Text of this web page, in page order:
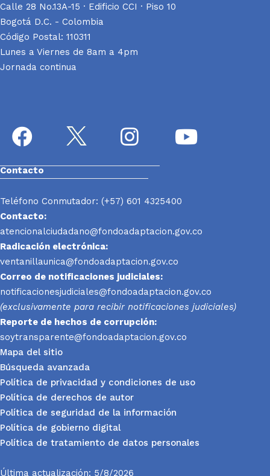
Calle 28 No.13A-15 · Edificio CCI · Piso 10
Bogotá D.C. - Colombia
Código Postal: 110311
Lunes a Viernes de 8am a 4pm
Jornada continua
Contacto
Teléfono Conmutador: (+57) 601 4325400
Contacto:
atencionalciudadano@fondoadaptacion.gov.co
Radicación electrónica:
ventanillaunica@fondoadaptacion.gov.co
Correo de notificaciones judiciales:
notificacionesjudiciales@fondoadaptacion.gov.co
(exclusivamente para recibir notificaciones judiciales)
Reporte de hechos de corrupción:
soytransparente@fondoadaptacion.gov.co
Mapa del sitio
Búsqueda avanzada
Política de privacidad y condiciones de uso
Política de derechos de autor
Política de seguridad de la información
Política de gobierno digital
Política de tratamiento de datos personales
Última actualización: 5/8/2026